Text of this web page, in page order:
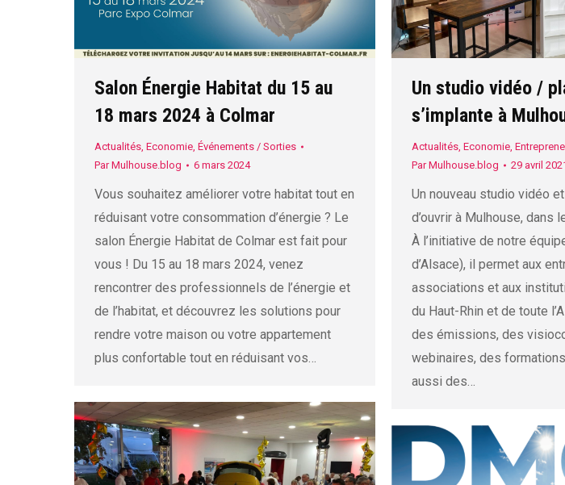
Salon Énergie Habitat du 15 au
18 mars 2024 à Colmar
Actualités, Economie, Événements / Sorties
ParMulhouse.blog 6 mars 2024
Vous souhaitez améliorer votre habitat tout en
réduisant votre consommation d’énergie ? Le
salon Énergie Habitat de Colmar est fait pour
vous ! Du 15 au 18 mars 2024, venez
rencontrer des professionnels de l’énergie et
de l’habitat, et découvrez les solutions pour
rendre votre maison ou votre appartement
plus confortable tout en réduisant vos…
Un studio vidéo /
s’implante à
Actualités, Economie,
ParMulhouse.blog 29 avril
Un nouveau studio vidéo
d’ouvrir à Mulhouse, dans
À l’initiative de notre
d’Alsace), il permet aux
associations et aux
du Haut-Rhin et de toute
des émissions, des
webinaires, des
aussi des…